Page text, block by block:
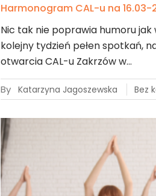
Harmonogram CAL-u na 16.03-
Nic tak nie poprawia humoru
kolejny tydzień pełen spotkań,
otwarcia CAL-u Zakrzów w…
By Katarzyna Jagoszewska Bez